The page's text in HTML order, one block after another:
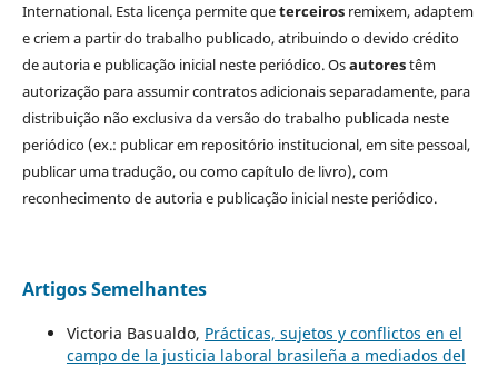
International. Esta licença permite queterceirosremixem, adaptem
e criem a partir do trabalho publicado, atribuindo o devido crédito
de autoria e publicação inicial neste periódico. Osautorestêm
autorização para assumir contratos adicionais separadamente, para
distribuição não exclusiva da versão do trabalho publicada neste
periódico (ex.: publicar em repositório institucional, em site pessoal,
publicar uma tradução, ou como capítulo de livro), com
reconhecimento de autoria e publicação inicial neste periódico.
Artigos Semelhantes
Victoria Basualdo, Prácticas, sujetos y conflictos en el
campo de la justicia laboral brasileña a mediados del